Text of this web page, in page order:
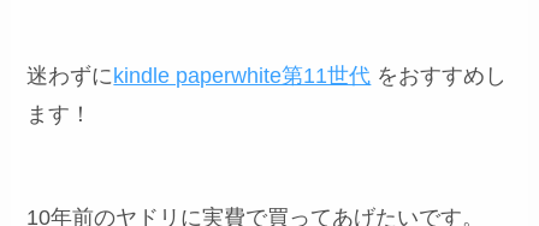
迷わずにkindle paperwhite第11世代 をおすすめし
ます！
10年前のヤドリに実費で買ってあげたいです。